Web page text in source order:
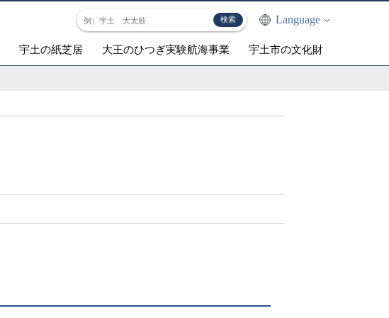
Language
宇土の紙芝居 大王のひつぎ実験航海事業 宇土市の文化財